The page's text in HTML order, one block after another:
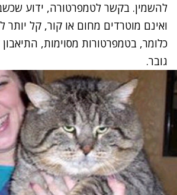
להשמין. בקשר לטמפרטורה, ידוע
ואינם מוטרדים מחום או קור, קל יותר
כלומר, בטמפרטורות מסוימות,
גובר.